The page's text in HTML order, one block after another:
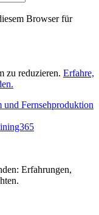
Browser für
zu reduzieren. Erfahre,
Erfahrungen,